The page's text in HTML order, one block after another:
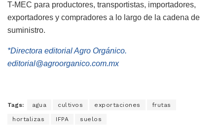
T-MEC para productores, transportistas, importadores,
exportadores y compradores a lo largo de la cadena de
suministro.
*Directora editorial Agro Orgánico.
editorial@agroorganico.com.mx
Tags: agua cultivos exportaciones frutas
hortalizas IFPA suelos